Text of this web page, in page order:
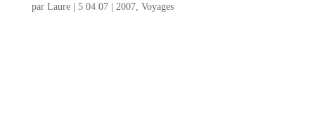
par Laure| 5 04 07| 2007, Voyages